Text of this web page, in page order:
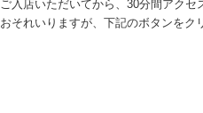
ご入店いただいてから、30分間アクセ
おそれいりますが、下記のボタンをク